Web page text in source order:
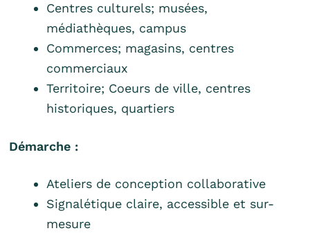
Centres culturels; musées,
médiathèques, campus
Commerces; magasins, centres
commerciaux
Territoire; Coeurs de ville, centres
historiques, quartiers
Démarche :
Ateliers de conception collaborative
Signalétique claire, accessible et sur-
mesure